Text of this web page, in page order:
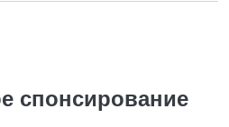
спонсирование